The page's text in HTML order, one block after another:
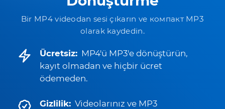
Bir MP4 videodan sesi çıkarın ve компакт MP3
olarak kaydedin.
Ücretsiz: MP4'ü MP3'e dönüştürün,
kayıt olmadan ve hiçbir ücret
ödemeden.
Gizlilik: Videolarınız ve MP3